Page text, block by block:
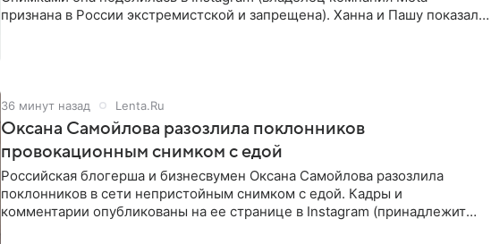
признана в России экстремистской и запрещена). Ханна и Пашу показали
36 минут назад Lenta.Ru
Оксана Самойлова разозлила поклонников
провокационным снимком с едой
Российская блогерша и бизнесвумен Оксана Самойлова разозлила
поклонников в сети непристойным снимком с едой. Кадры и
комментарии опубликованы на ее странице в Instagram (принадлежит